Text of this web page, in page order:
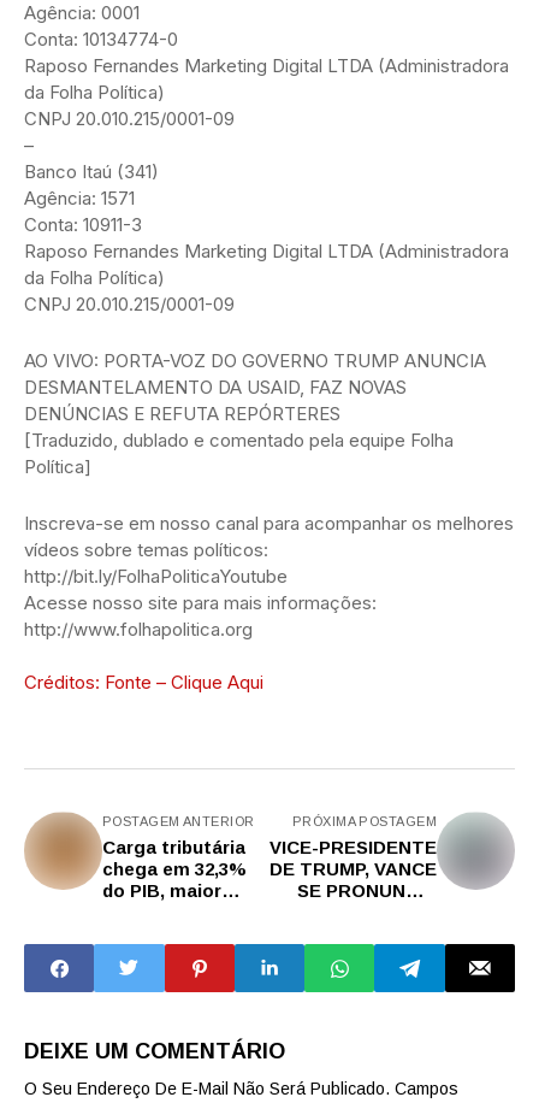
Agência: 0001
Conta: 10134774-0
Raposo Fernandes Marketing Digital LTDA (Administradora
da Folha Política)
CNPJ 20.010.215/0001-09
–
Banco Itaú (341)
Agência: 1571
Conta: 10911-3
Raposo Fernandes Marketing Digital LTDA (Administradora
da Folha Política)
CNPJ 20.010.215/0001-09
AO VIVO: PORTA-VOZ DO GOVERNO TRUMP ANUNCIA
DESMANTELAMENTO DA USAID, FAZ NOVAS
DENÚNCIAS E REFUTA REPÓRTERES
[Traduzido, dublado e comentado pela equipe Folha
Política]
Inscreva-se em nosso canal para acompanhar os melhores
vídeos sobre temas políticos:
http://bit.ly/FolhaPoliticaYoutube
Acesse nosso site para mais informações:
http://www.folhapolitica.org
Créditos: Fonte – Clique Aqui
POSTAGEM ANTERIOR
Carga tributária
chega em 32,3%
do PIB, maior
PRÓXIMA POSTAGEM
VICE-PRESIDENTE
DE TRUMP, VANCE
SE PRONUNCIA
PLANOS DE CHINA
E RÚSSIA
DEIXE UM COMENTÁRIO
O Seu Endereço De E-Mail Não Será Publicado. Campos